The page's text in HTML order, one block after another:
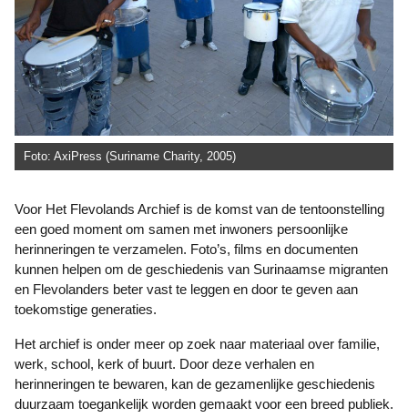
Foto: AxiPress (Suriname Charity, 2005)
Voor Het Flevolands Archief is de komst van de tentoonstelling
een goed moment om samen met inwoners persoonlijke
herinneringen te verzamelen. Foto’s, films en documenten
kunnen helpen om de geschiedenis van Surinaamse migranten
en Flevolanders beter vast te leggen en door te geven aan
toekomstige generaties.
Het archief is onder meer op zoek naar materiaal over familie,
werk, school, kerk of buurt. Door deze verhalen en
herinneringen te bewaren, kan de gezamenlijke geschiedenis
duurzaam toegankelijk worden gemaakt voor een breed publiek.